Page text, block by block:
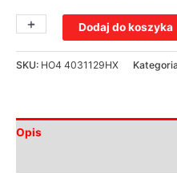
-
+ Dodaj do koszyka
SKU: HO4 4031129HX
Opis